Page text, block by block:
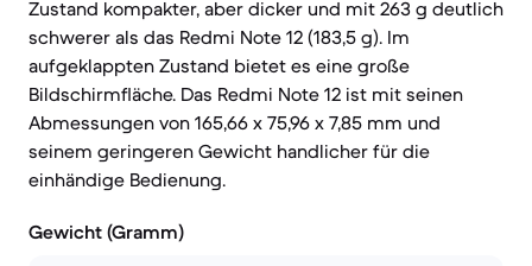
Zustand kompakter, aber dicker und mit 263 g deutlich
schwerer als das Redmi Note 12 (183,5 g). Im
aufgeklappten Zustand bietet es eine große
Bildschirmfläche. Das Redmi Note 12 ist mit seinen
Abmessungen von 165,66 x 75,96 x 7,85 mm und
seinem geringeren Gewicht handlicher für die
einhändige Bedienung.
Gewicht (Gramm)